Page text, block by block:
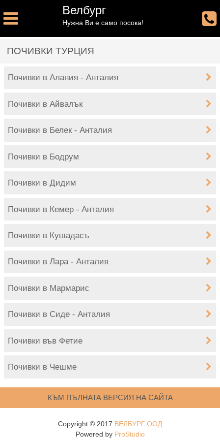
Велбург
Нужна Ви е само посока!
ПОЧИВКИ ТУРЦИЯ
Почивки в Алания - Анталия
Почивки в Айвалък
Почивки в Белек - Анталия
Почивки в Бодрум
Почивки в Дидим
Почивки в Кемер - Анталия
Почивки в Кушадасъ
Почивки в Лара - Анталия
Почивки в Мармарис
Почивки в Сиде - Анталия
Почивки във Фетие
Почивки в Чешме
КЪМ ПЪЛНАТА ВЕРСИЯ НА САЙТА
Copyright © 2017 ВЕЛБУРГ ООД
Powered by ProStudio